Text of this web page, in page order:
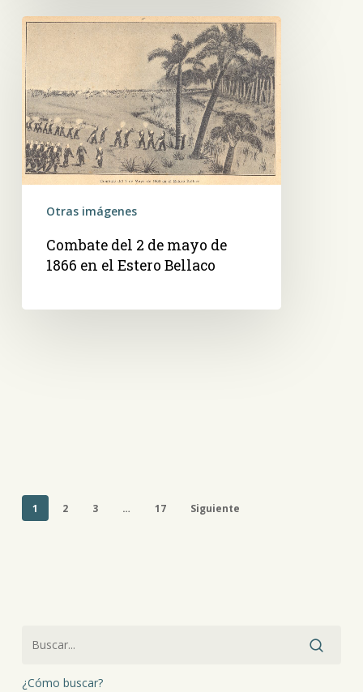
Combate
del
2
de
mayo
de
1866
en
Estero
Bellaco
Otras imágenes
Combate del 2 de mayo de
1866 en el Estero Bellaco
1 2 3 … 17 Siguiente
¿Cómo buscar?